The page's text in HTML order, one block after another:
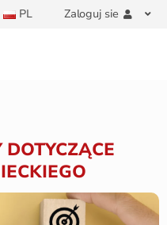
PL Zaloguj sie